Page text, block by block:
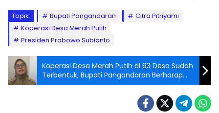
Topik: Bupati Pangandaran
Citra Pitriyami
Koperasi Desa Merah Putih
Presiden Prabowo Subianto
Koperasi Desa Merah Putih di 93 Desa Sudah
Terbentuk, Bupati Pangandaran Berharap
Segera Beroperasi